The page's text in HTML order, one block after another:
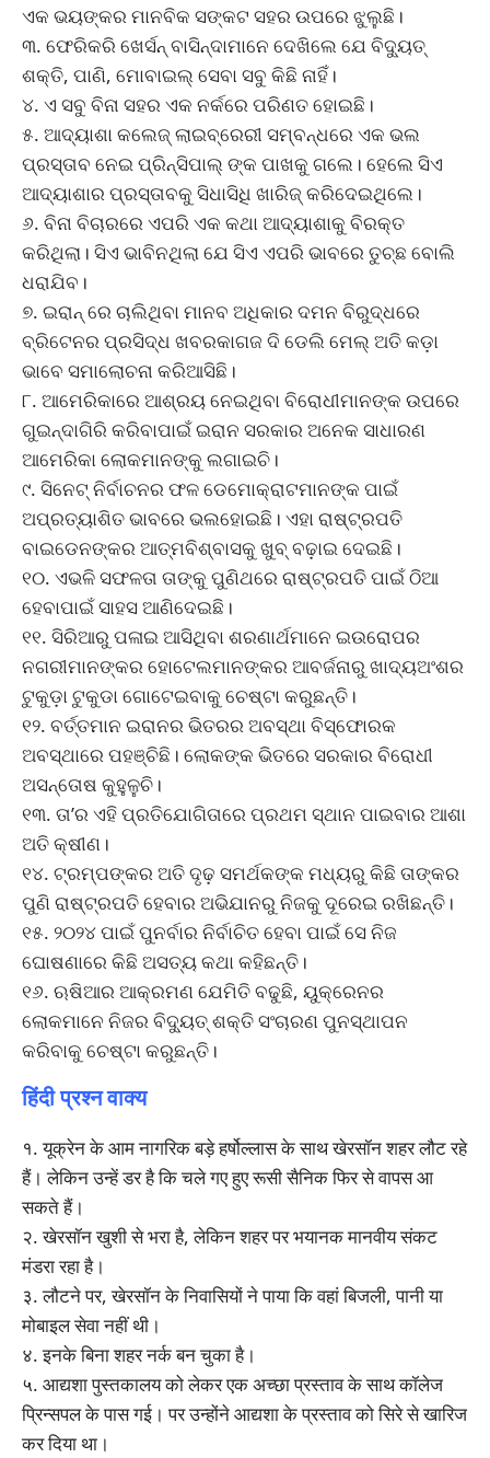
ଏକ ଭୟଙ୍କର ମାନବିକ ସଙ୍କଟ ସହର ଉପରେ ଝୁଲୁଛି।
୩. ଫେରିକରି ଖେର୍ସନ୍ ବାସିନ୍ଦାମାନେ ଦେଖିଲେ ଯେ ବିଦ୍ୟୁତ୍
ଶକ୍ତି, ପାଣି, ମୋବାଇଲ୍ ସେବା ସବୁ କିଛି ନାହିଁ।
୪. ଏ ସବୁ ବିନା ସହର ଏକ ନର୍କରେ ପରିଣତ ହୋଇଛି।
୫. ଆଦ୍ୟାଶା କଲେଜ୍ ଲାଇବ୍ରେରୀ ସମ୍ବନ୍ଧରେ ଏକ ଭଲ
ପ୍ରସ୍ତାବ ନେଇ ପ୍ରିନ୍ସିପାଲ୍ ଙ୍କ ପାଖକୁ ଗଲେ। ହେଲେ ସିଏ
ଆଦ୍ୟାଶାର ପ୍ରସ୍ତାବକୁ ସିଧାସିଧି ଖାରିଜ୍ କରିଦେଇଥିଲେ।
୬. ବିନା ବିଚାରରେ ଏପରି ଏକ କଥା ଆଦ୍ୟାଶାକୁ ବିରକ୍ତ
କରିଥିଲା। ସିଏ ଭାବିନଥିଲା ଯେ ସିଏ ଏପରି ଭାବରେ ତୁଚ୍ଛ ବୋଲି
ଧରାଯିବ।
୭. ଇରାନ୍ ରେ ଚାଲିଥିବା ମାନବ ଅଧିକାର ଦମନ ବିରୁଦ୍ଧରେ
ବ୍ରିଟେନର ପ୍ରସିଦ୍ଧ ଖବରକାଗଜ ଦି ଡେଲି ମେଲ୍ ଅତି କଡ଼ା
ଭାବେ ସମାଲୋଚନା କରିଆସିଛି।
୮. ଆମେରିକାରେ ଆଶ୍ରୟ ନେଇଥିବା ବିରୋଧୀମାନଙ୍କ ଉପରେ
ଗୁଇନ୍ଦାଗିରି କରିବାପାଇଁ ଇରାନ ସରକାର ଅନେକ ସାଧାରଣ
ଆମେରିକା ଲୋକମାନଙ୍କୁ ଲଗାଇଚି।
୯. ସିନେଟ୍ ନିର୍ବାଚନର ଫଳ ଡେମୋକ୍ରାଟମାନଙ୍କ ପାଇଁ
ଅପ୍ରତ୍ୟାଶିତ ଭାବରେ ଭଲହୋଇଛି। ଏହା ରାଷ୍ଟ୍ରପତି
ବାଇଡେନଙ୍କର ଆତ୍ମବିଶ୍ବାସକୁ ଖୁବ୍ ବଢ଼ାଇ ଦେଇଛି।
୧୦. ଏଭଳି ସଫଳତା ତାଙ୍କୁ ପୁଣିଥରେ ରାଷ୍ଟ୍ରପତି ପାଇଁ ଠିଆ
ହେବାପାଇଁ ସାହସ ଆଣିଦେଇଛି।
୧୧. ସିରିଆରୁ ପଳାଇ ଆସିଥିବା ଶରଣାର୍ଥମାନେ ଇଉରୋପର
ନଗରୀମାନଙ୍କର ହୋଟେଲମାନଙ୍କର ଆବର୍ଜନାରୁ ଖାଦ୍ୟଅଂଶର
ଟୁକୁଡ଼ା ଟୁକୁଡା ଗୋଟେଇବାକୁ ଚେଷ୍ଟା କରୁଛନ୍ତି।
୧୨. ବର୍ତ୍ତମାନ ଇରାନର ଭିତରର ଅବସ୍ଥା ବିସ୍ଫୋରକ
ଅବସ୍ଥାରେ ପହଞ୍ଚିଛି। ଲୋକଙ୍କ ଭିତରେ ସରକାର ବିରୋଧୀ
ଅସନ୍ତୋଷ କୁହୁଳୁଚି।
୧୩. ତା’ର ଏହି ପ୍ରତିଯୋଗିତାରେ ପ୍ରଥମ ସ୍ଥାନ ପାଇବାର ଆଶା
ଅତି କ୍ଷୀଣ।
୧୪. ଟ୍ରମ୍ପଙ୍କର ଅତି ଦୃଢ଼ ସମର୍ଥକଙ୍କ ମଧ୍ୟରୁ କିଛି ତାଙ୍କର
ପୁଣି ରାଷ୍ଟ୍ରପତି ହେବାର ଅଭିଯାନରୁ ନିଜକୁ ଦୂରେଇ ରଖିଛନ୍ତି।
୧୫. ୨୦୨୪ ପାଇଁ ପୁନର୍ବାର ନିର୍ବାଚିତ ହେବା ପାଇଁ ସେ ନିଜ
ଘୋଷଣାରେ କିଛି ଅସତ୍ୟ କଥା କହିଛନ୍ତି।
୧୬. ଋଷିଆର ଆକ୍ରମଣ ଯେମିତି ବଢୁଛି, ୟୁକ୍ରେନର
ଲୋକମାନେ ନିଜର ବିଦ୍ୟୁତ୍ ଶକ୍ତି ସଂଚାରଣ ପୁନସ୍ଥାପନ
କରିବାକୁ ଚେଷ୍ଟା କରୁଛନ୍ତି।
हिंदी प्रश्न वाक्य
१. यूक्रेन के आम नागरिक बड़े हर्षोल्लास के साथ खेरसॉन शहर लौट रहे
हैं। लेकिन उन्हें डर है कि चले गए हुए रूसी सैनिक फिर से वापस आ
सकते हैं।
२. खेरसॉन खुशी से भरा है, लेकिन शहर पर भयानक मानवीय संकट
मंडरा रहा है।
३. लौटने पर, खेरसॉन के निवासियों ने पाया कि वहां बिजली, पानी या
मोबाइल सेवा नहीं थी।
४. इनके बिना शहर नर्क बन चुका है।
५. आद्यशा पुस्तकालय को लेकर एक अच्छा प्रस्ताव के साथ कॉलेज
प्रिन्सपल के पास गई। पर उन्होंने आद्यशा के प्रस्ताव को सिरे से खारिज
कर दिया था।